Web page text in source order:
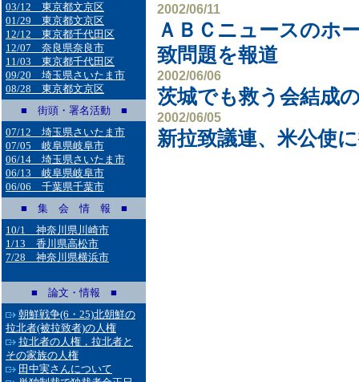
03/12 東京都文京区
01/29 東京都文京区
12/12 東京都千代田区
12/07 奈良県奈良市
11/03 東京都千代田区
09/20 埼玉県さいたま市
08/28 東京都文京区
■ 街頭・署名活動 ■
07/12 埼玉県さいたま市
07/05 岐阜県岐阜市
06/14 埼玉県さいたま市
06/13 岐阜県岐阜市
06/06 千葉県千葉市
■ 集 会 情 報 ■
10/1 神奈川県川崎市
1/13 香川県高松市
7/28 神奈川県横浜市
■ 論文・情報 ■
朝鮮戦争(6・25)北朝鮮の
拉北者(被拉致者)の人権
拉北者の人権，拉北者と
その家族の人権
田中実さんについて
2002/06/11
ＡＢＣニュースのホ
致問題を報道
2002/06/06
茨城でも救う会結成
2002/06/05
新拉致議連、米公使